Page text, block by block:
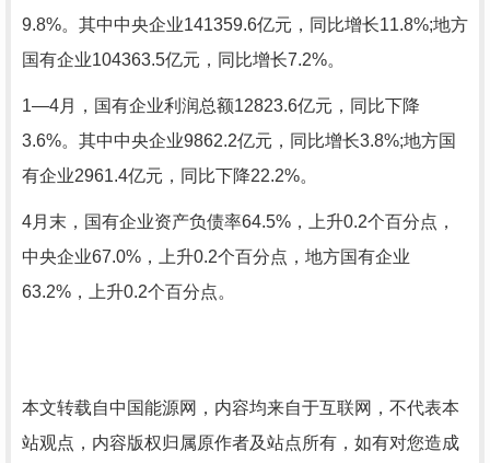
9.8%。其中中央企业141359.6亿元，同比增长11.8%;地方
国有企业104363.5亿元，同比增长7.2%。
1—4月，国有企业利润总额12823.6亿元，同比下降
3.6%。其中中央企业9862.2亿元，同比增长3.8%;地方国
有企业2961.4亿元，同比下降22.2%。
4月末，国有企业资产负债率64.5%，上升0.2个百分点，
中央企业67.0%，上升0.2个百分点，地方国有企业
63.2%，上升0.2个百分点。
本文转载自中国能源网，内容均来自于互联网，不代表本
站观点，内容版权归属原作者及站点所有，如有对您造成